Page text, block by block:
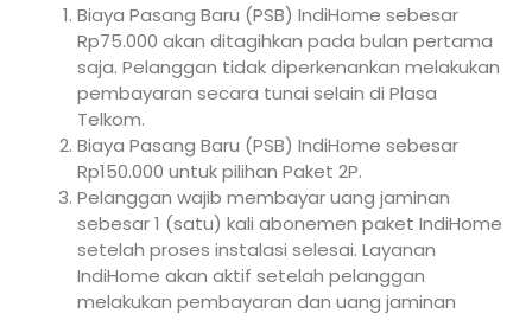
Biaya Pasang Baru (PSB) IndiHome sebesar
Rp75.000 akan ditagihkan pada bulan pertama
saja. Pelanggan tidak diperkenankan melakukan
pembayaran secara tunai selain di Plasa
Telkom.
Biaya Pasang Baru (PSB) IndiHome sebesar
Rp150.000 untuk pilihan Paket 2P.
Pelanggan wajib membayar uang jaminan
sebesar 1 (satu) kali abonemen paket IndiHome
setelah proses instalasi selesai. Layanan
IndiHome akan aktif setelah pelanggan
melakukan pembayaran dan uang jaminan